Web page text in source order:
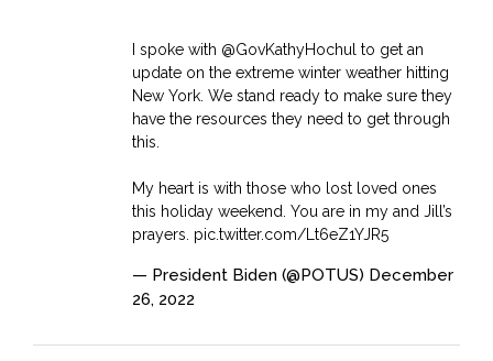
I spoke with @GovKathyHochul to get an
update on the extreme winter weather hitting
New York. We stand ready to make sure they
have the resources they need to get through
this.
My heart is with those who lost loved ones
this holiday weekend. You are in my and Jill’s
prayers. pic.twitter.com/Lt6eZ1YJR5
— President Biden (@POTUS) December
26, 2022